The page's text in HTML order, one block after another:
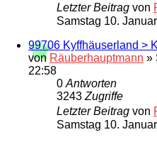
Letzter Beitrag von
Samstag 10.
99706 Kyffhäuserland >
von Räuberhauptmann »
22:58
0 Antworten
3243 Zugriffe
Letzter Beitrag von
Samstag 10.